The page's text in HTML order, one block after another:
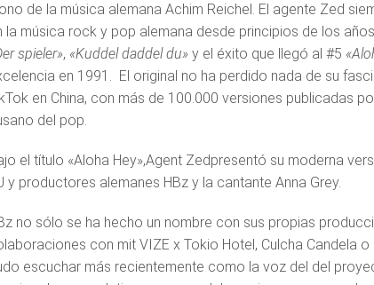
de la música alemana Achim Reichel. El agente Zed
la música rock y pop alemana desde principios de los
spieler», «Kuddel daddel du»y el éxito que llegó al #5
en 1991. El original no ha perdido nada de su
en China, con más de 100.000 versiones publicadas
del pop.
el título «Aloha Hey»,Agent Zedpresentó su moderna
y productores alemanes HBz y la cantante Anna Grey.
no sólo se ha hecho un nombre con sus propias
con mit VIZE x Tokio Hotel, Culcha Candela
escuchar más recientemente como la voz del del